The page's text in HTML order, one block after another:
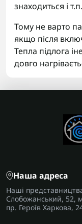
знаходиться і т.п.
Тому не варто
якщо після
Тепла підлога
довго
Наша адреса
Наші
Слобожанський, 52,
пр. Героїв Харкова,